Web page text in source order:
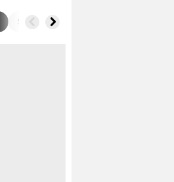
Secrets de tournage